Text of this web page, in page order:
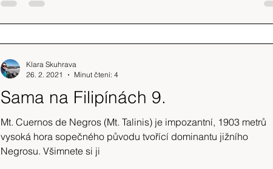
Sama na Filipínách 9.
Mt. Cuernos de Negros (Mt. Talinis) je impozantní, 1903 metrů
vysoká hora sopečného původu tvořící dominantu jižního
Negrosu. Všimnete si ji
Klara Skuhrava
26. 2. 2021
Minut čtení: 4